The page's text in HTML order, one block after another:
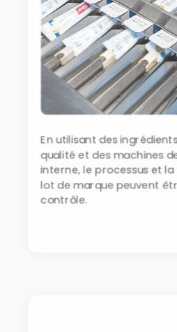
En utilisant des
qualité et des machines
interne, le processus et
lot de marque peuvent
contrôle.